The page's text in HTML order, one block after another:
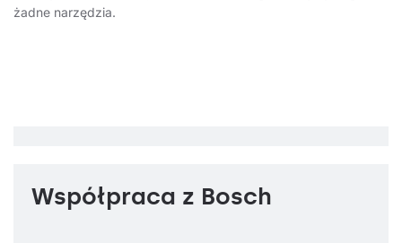
żadne narzędzia.
Współpraca z Bosch